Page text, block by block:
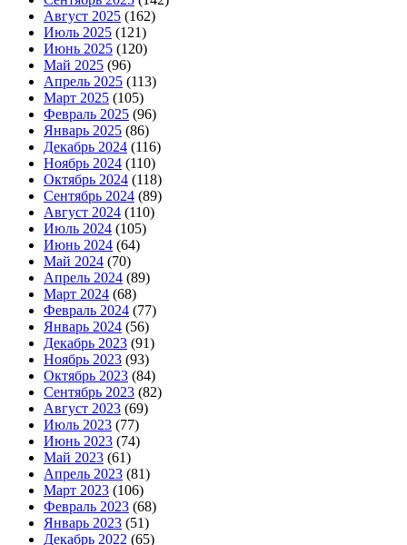
Август 2025 (162)
Июль 2025 (121)
Июнь 2025 (120)
Май 2025 (96)
Апрель 2025 (113)
Март 2025 (105)
Февраль 2025 (96)
Январь 2025 (86)
Декабрь 2024 (116)
Ноябрь 2024 (110)
Октябрь 2024 (118)
Сентябрь 2024 (89)
Август 2024 (110)
Июль 2024 (105)
Июнь 2024 (64)
Май 2024 (70)
Апрель 2024 (89)
Март 2024 (68)
Февраль 2024 (77)
Январь 2024 (56)
Декабрь 2023 (91)
Ноябрь 2023 (93)
Октябрь 2023 (84)
Сентябрь 2023 (82)
Август 2023 (69)
Июль 2023 (77)
Июнь 2023 (74)
Май 2023 (61)
Апрель 2023 (81)
Март 2023 (106)
Февраль 2023 (68)
Январь 2023 (51)
Декабрь 2022 (65)